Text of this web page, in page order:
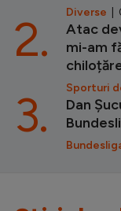
Diverse |
Atac
mi-am
Sporturi
2.
Dan
3.